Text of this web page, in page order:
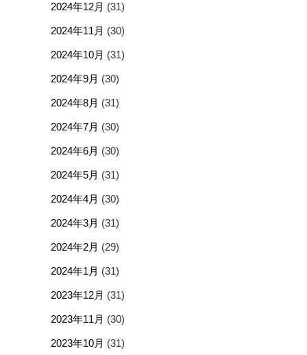
2024年12月 (31)
2024年11月 (30)
2024年10月 (31)
2024年9月 (30)
2024年8月 (31)
2024年7月 (30)
2024年6月 (30)
2024年5月 (31)
2024年4月 (30)
2024年3月 (31)
2024年2月 (29)
2024年1月 (31)
2023年12月 (31)
2023年11月 (30)
2023年10月 (31)